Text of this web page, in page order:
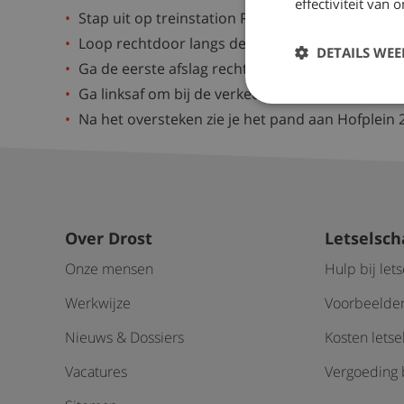
Stap uit op treinstation Rotterdam Centraal en
Loop rechtdoor langs de taxiparkeerplaatsen
Ga de eerste afslag rechts de Delftsestraat in.
Ga linksaf om bij de verkeerslichten over te
Na het oversteken zie je het pand aan
Over Drost
Onze mensen
Werkwijze
Nieuws & Dossiers
Vacatures
Hulp bij
Kosten
Vergoeding
effectiviteit van
DETAILS